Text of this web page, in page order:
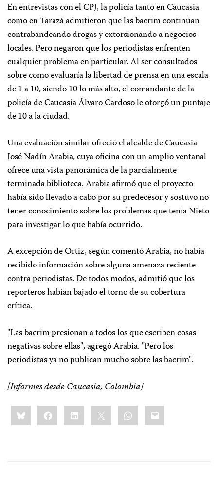
En entrevistas con el CPJ, la policía tanto en Caucasia
como en Tarazá admitieron que las bacrim continúan
contrabandeando drogas y extorsionando a negocios
locales. Pero negaron que los periodistas enfrenten
cualquier problema en particular. Al ser consultados
sobre como evaluaría la libertad de prensa en una escala
de 1 a 10, siendo 10 lo más alto, el comandante de la
policía de Caucasia Álvaro Cardoso le otorgó un puntaje
de 10 a la ciudad.
Una evaluación similar ofreció el alcalde de Caucasia
José Nadín Arabia, cuya oficina con un amplio ventanal
ofrece una vista panorámica de la parcialmente
terminada biblioteca. Arabia afirmó que el proyecto
había sido llevado a cabo por su predecesor y sostuvo no
tener conocimiento sobre los problemas que tenía Nieto
para investigar lo que había ocurrido.
A excepción de Ortiz, según comentó Arabia, no había
recibido información sobre alguna amenaza reciente
contra periodistas. De todos modos, admitió que los
reporteros habían bajado el torno de su cobertura
crítica.
"Las bacrim presionan a todos los que escriben cosas
negativas sobre ellas", agregó Arabia. "Pero los
periodistas ya no publican mucho sobre las bacrim".
[Informes desde Caucasia, Colombia]
Share
this:BlueskyFacebookLinkedIn WhatsApp
Email